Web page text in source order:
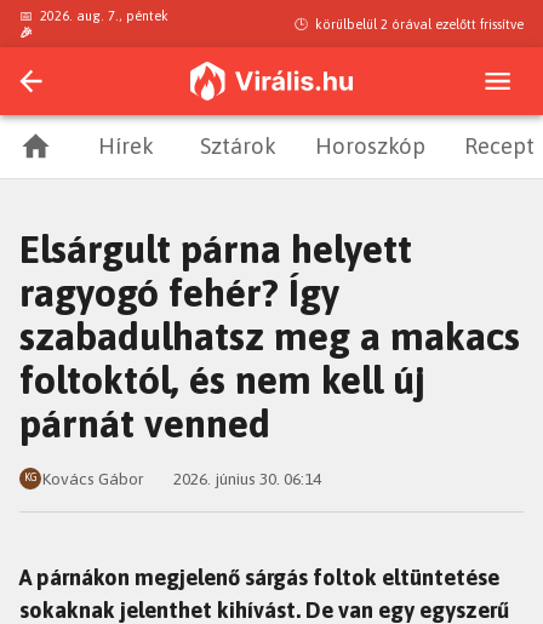
📅 2026. aug. 7., péntek
🎉
🕒 körülbelül 2 órával ezelőtt frissítve
Hírek Sztárok Horoszkóp Recept
Elsárgult párna helyett
ragyogó fehér? Így
szabadulhatsz meg a makacs
foltoktól, és nem kell új
párnát venned
KG Kovács Gábor 2026. június 30. 06:14
A párnákon megjelenő sárgás foltok eltüntetése
sokaknak jelenthet kihívást. De van egy egyszerű